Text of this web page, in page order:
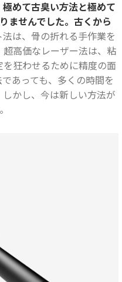
めて古臭い方法と極めて
ませんでした。古くから
は、骨の折れる手作業を
高価なレーザー法は、粘
狂わせるために精度の面
あっても、多くの時間を
かし、今は新しい方法が